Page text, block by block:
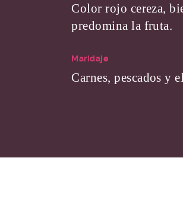
Color rojo cereza,
predomina la fruta.
Maridaje
Carnes, pescados y